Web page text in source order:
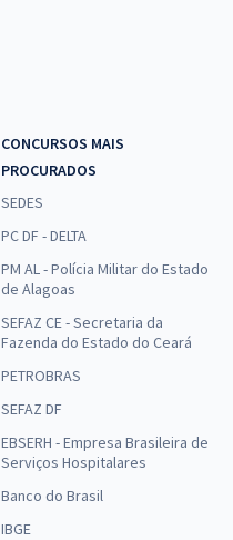
CONCURSOS MAIS
PROCURADOS
SEDES
PC DF - DELTA
PM AL - Polícia Militar do Estado
de Alagoas
SEFAZ CE - Secretaria da
Fazenda do Estado do Ceará
PETROBRAS
SEFAZ DF
EBSERH - Empresa Brasileira de
Serviços Hospitalares
Banco do Brasil
IBGE